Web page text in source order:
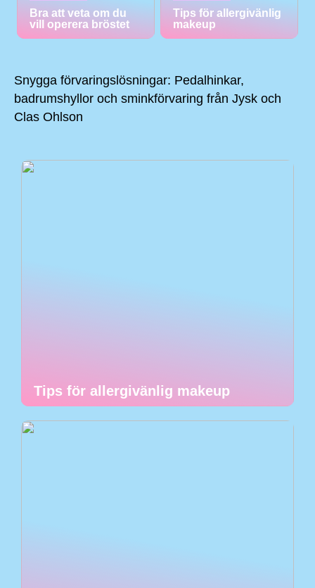
Bra att veta om du
vill operera bröstet
Tips för allergivänlig
makeup
Snygga förvaringslösningar: Pedalhinkar,
badrumshyllor och sminkförvaring från Jysk och
Clas Ohlson
Tips för allergivänlig makeup